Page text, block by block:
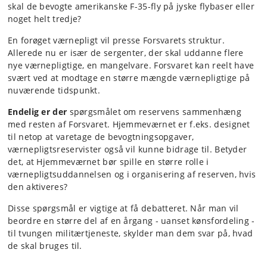
skal de bevogte amerikanske F-35-fly på jyske flybaser eller
noget helt tredje?
En forøget værnepligt vil presse Forsvarets struktur.
Allerede nu er især de sergenter, der skal uddanne flere
nye værnepligtige, en mangelvare. Forsvaret kan reelt have
svært ved at modtage en større mængde værnepligtige på
nuværende tidspunkt.
Endelig er der spørgsmålet om reservens sammenhæng
med resten af Forsvaret. Hjemmeværnet er f.eks. designet
til netop at varetage de bevogtningsopgaver,
værnepligtsreservister også vil kunne bidrage til. Betyder
det, at Hjemmeværnet bør spille en større rolle i
værnepligtsuddannelsen og i organisering af reserven, hvis
den aktiveres?
Disse spørgsmål er vigtige at få debatteret. Når man vil
beordre en større del af en årgang - uanset kønsfordeling -
til tvungen militærtjeneste, skylder man dem svar på, hvad
de skal bruges til.